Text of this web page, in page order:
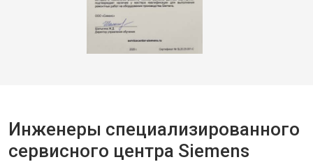
Инженеры специализированного
сервисного центра Siemens